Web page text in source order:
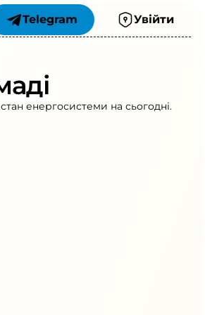
Telegram Увійти
енергосистеми на сьогодні.